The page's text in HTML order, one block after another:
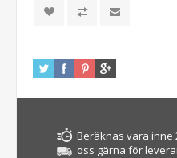
Beräknas vara inne
oss gärna för